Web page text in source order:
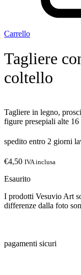
Carrello
Tagliere
coltello
Tagliere in legno,
figure presepiali alte 16
spedito entro 2 giorni
€4,50 IVA inclusa
Esaurito
I prodotti Vesuvio Art
differenze dalla foto
pagamenti sicuri